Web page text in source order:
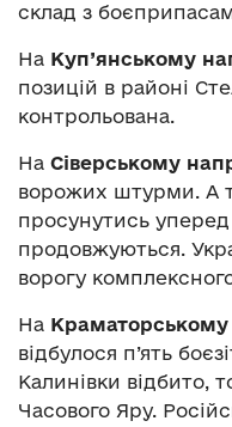
склад з
На Куп’янському
позицій в районі
контрольована.
На Сіверському
ворожих штурми. А
просунутись уперед
продовжуються.
ворогу
На
відбулося п’ять
Калинівки відбито,
Часового Яру.